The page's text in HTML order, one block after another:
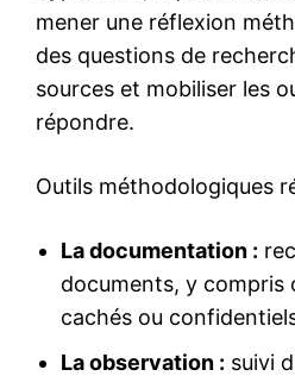
mener une réflexion
des questions de
sources et mobiliser les
répondre.
Outils méthodologiques
La documentation :
documents, y compris
cachés ou
La observation : suivi